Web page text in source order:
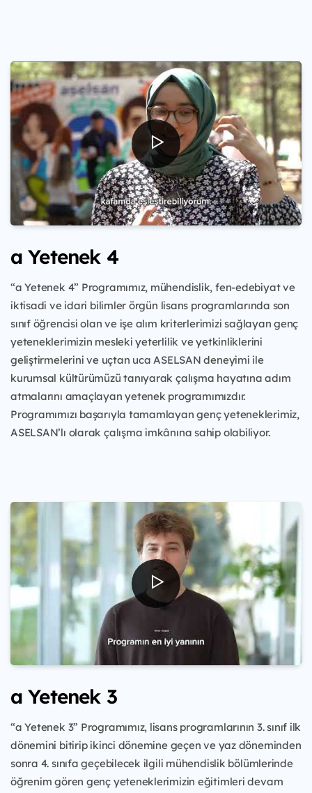
a Yetenek 4
“a Yetenek 4” Programımız, mühendislik, fen-edebiyat ve
iktisadi ve idari bilimler örgün lisans programlarında son
sınıf öğrencisi olan ve işe alım kriterlerimizi sağlayan genç
yeteneklerimizin mesleki yeterlilik ve yetkinliklerini
geliştirmelerini ve uçtan uca ASELSAN deneyimi ile
kurumsal kültürümüzü tanıyarak çalışma hayatına adım
atmalarını amaçlayan yetenek programımızdır.
Programımızı başarıyla tamamlayan genç yeteneklerimiz,
ASELSAN’lı olarak çalışma imkânına sahip olabiliyor.
a Yetenek 3
“a Yetenek 3” Programımız, lisans programlarının 3. sınıf ilk
dönemini bitirip ikinci dönemine geçen ve yaz döneminden
sonra 4. sınıfa geçebilecek ilgili mühendislik bölümlerinde
öğrenim gören genç yeteneklerimizin eğitimleri devam